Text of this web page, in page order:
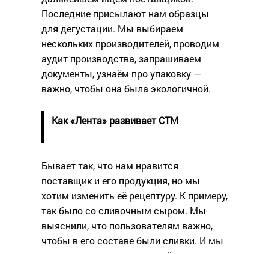
Последние присылают нам образцы
для дегустации. Мы выбираем
нескольких производителей, проводим
аудит производства, запрашиваем
документы, узнаём про упаковку —
важно, чтобы она была экологичной.
Как «Лента» развивает СТМ
Бывает так, что нам нравится
поставщик и его продукция, но мы
хотим изменить её рецептуру. К примеру,
так было со сливочным сыром. Мы
выяснили, что пользователям важно,
чтобы в его составе были сливки. И мы